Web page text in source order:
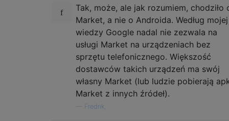
Tak, może, ale jak rozumiem, chodziło
Market, a nie o Androida. Według mojej
wiedzy Google nadal nie zezwala na
usługi Market na urządzeniach bez
sprzętu telefonicznego. Większość
dostawców takich urządzeń ma swój
własny Market (lub ludzie pobierają
Market z innych źródeł).
Fredrik,